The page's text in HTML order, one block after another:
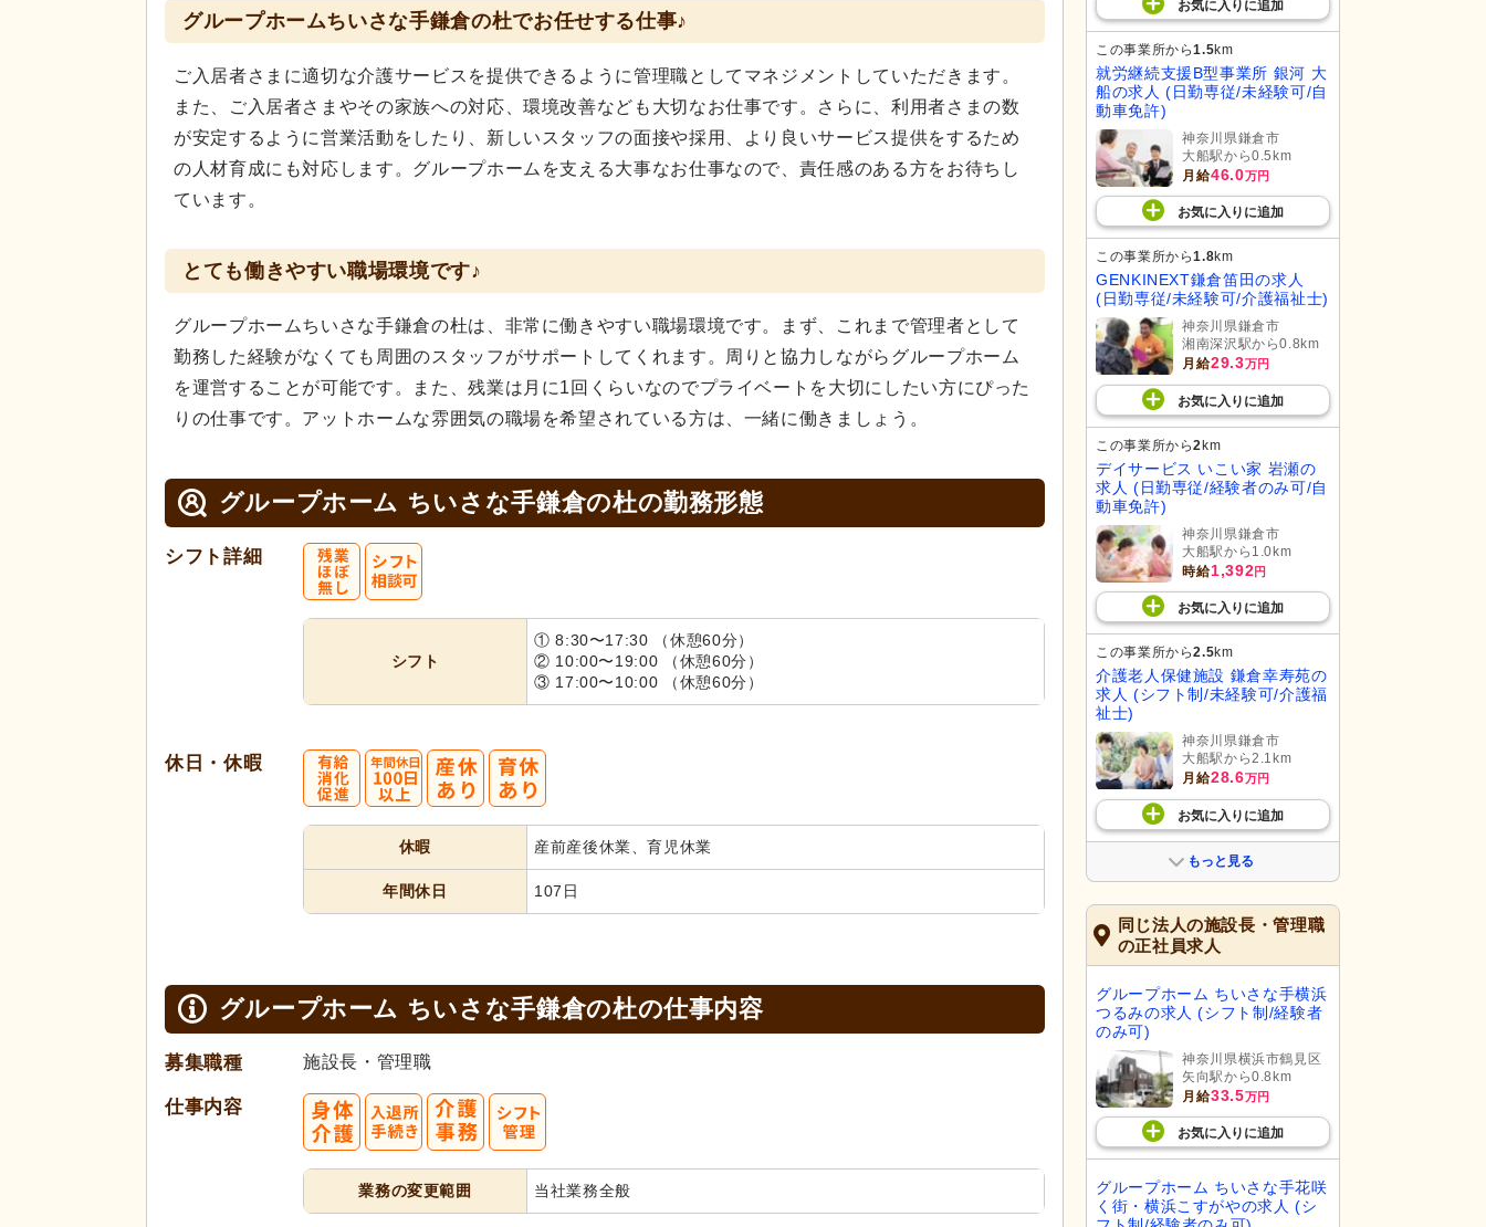
グループホームちいさな手鎌倉の杜でお任せする仕事♪
ご入居者さまに適切な介護サービスを提供できるように管理職としてマネジメントしていただきます。
また、ご入居者さまやその家族への対応、環境改善なども大切なお仕事です。さらに、利用者さまの数
が安定するように営業活動をしたり、新しいスタッフの面接や採用、より良いサービス提供をするため
の人材育成にも対応します。グループホームを支える大事なお仕事なので、責任感のある方をお待ちし
ています。
とても働きやすい職場環境です♪
グループホームちいさな手鎌倉の杜は、非常に働きやすい職場環境です。まず、これまで管理者として
勤務した経験がなくても周囲のスタッフがサポートしてくれます。周りと協力しながらグループホーム
を運営することが可能です。また、残業は月に1回くらいなのでプライベートを大切にしたい方にぴった
りの仕事です。アットホームな雰囲気の職場を希望されている方は、一緒に働きましょう。
グループホーム ちいさな手鎌倉の杜の勤務形態
シフト詳細
シフト
① 8:30〜17:30 （休憩60分）
② 10:00〜19:00 （休憩60分）
③ 17:00〜10:00 （休憩60分）
休日・休暇
休暇 産前産後休業、育児休業
年間休日 107日
グループホーム ちいさな手鎌倉の杜の仕事内容
募集職種 施設長・管理職
仕事内容
業務の変更範囲 当社業務全般
お気に入り に追加
この事業所から1.5km
就労継続支援B型事業所 銀河 大
船の求人 (日勤専従/未経験可/自
動車免許)
神奈川県鎌倉市
大船駅から0.5km
月給46.0万円
お気に入り に追加
この事業所から1.8km
GENKINEXT鎌倉笛田の求人
(日勤専従/未経験可/介護福祉士)
神奈川県鎌倉市
湘南深沢駅から0.8km
月給29.3万円
お気に入り に追加
この事業所から2 km
デイサービス いこい家 岩瀬の
求人 (日勤専従/経験者のみ可/自
動車免許)
神奈川県鎌倉市
大船駅から1.0km
時給1,392円
お気に入り に追加
この事業所から2.5km
介護老人保健施設 鎌倉幸寿苑の
求人 (シフト制/未経験可/介護福
祉士)
神奈川県鎌倉市
大船駅から2.1km
月給28.6万円
お気に入り に追加
もっと見る
同じ法人の施設長・管理職
の正社員求人
グループホーム ちいさな手横浜
つるみの求人 (シフト制/経験者
のみ可)
神奈川県横浜市鶴見区
矢向駅から0.8km
月給33.5万円
お気に入り に追加
グループホーム ちいさな手花咲
く街・横浜こすがやの求人 (シ